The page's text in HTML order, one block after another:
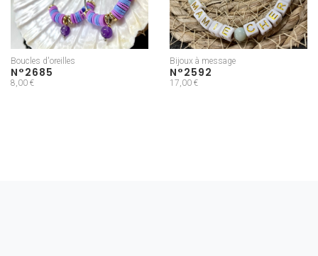
Boucles d'oreilles
N°2685
8,00 €
Bijoux à message
N°2592
17,00 €